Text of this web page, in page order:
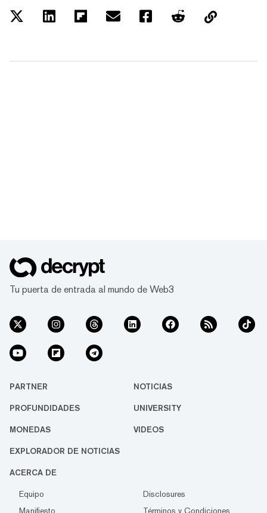
Tu puerta de entrada al mundo de Web3
PARTNER NOTICIAS
PROFUNDIDADES UNIVERSITY
MONEDAS VIDEOS
EXPLORADOR DE NOTICIAS
ACERCA DE
Equipo
Disclosures
Manifiesto
Términos y Condiciones